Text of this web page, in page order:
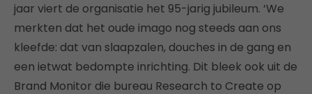
jaar viert de organisatie het 95-jarig jubileum. ‘We
merkten dat het oude imago nog steeds aan ons
kleefde: dat van slaapzalen, douches in de gang en
een ietwat bedompte inrichting. Dit bleek ook uit de
Brand Monitor die bureau Research to Create op